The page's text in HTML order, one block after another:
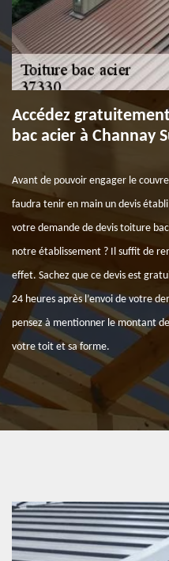
Accédez
bac acier à Channay
Avant de pouvoir engager le
faudra tenir en main un devis
votre demande de devis toiture
notre établissement ? Il suffit de
effet. Sachez que ce devis est
24 heures après l’envoi de votre
pensez à mentionner le montant
votre toit et sa forme.